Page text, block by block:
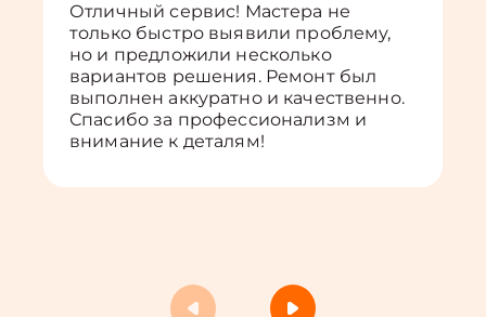
Отличный сервис! Мастера не
только быстро выявили проблему,
но и предложили несколько
вариантов решения. Ремонт был
выполнен аккуратно и качественно.
Спасибо за профессионализм и
внимание к деталям!